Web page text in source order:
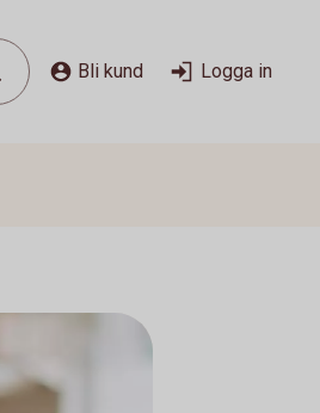
Bli kund Logga in